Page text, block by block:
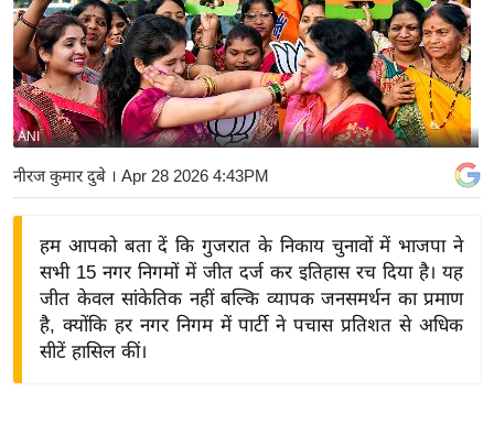
र्रा
ष्ट्री
य
बि
ज़
द्यो
ANI
नीरज कुमार दुबे । Apr 28 2026 4:43PM
हम आपको बता दें कि गुजरात के निकाय चुनावों में भाजपा ने
सभी 15 नगर निगमों में जीत दर्ज कर इतिहास रच दिया है। यह
जीत केवल सांकेतिक नहीं बल्कि व्यापक जनसमर्थन का प्रमाण
है, क्योंकि हर नगर निगम में पार्टी ने पचास प्रतिशत से अधिक
सीटें हासिल कीं।